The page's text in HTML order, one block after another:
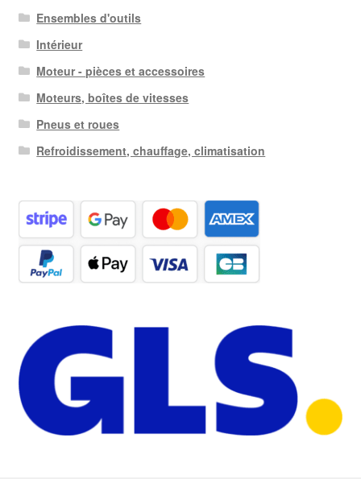
Ensembles d'outils
Intérieur
Moteur - pièces et accessoires
Moteurs, boîtes de vitesses
Pneus et roues
Refroidissement, chauffage, climatisation